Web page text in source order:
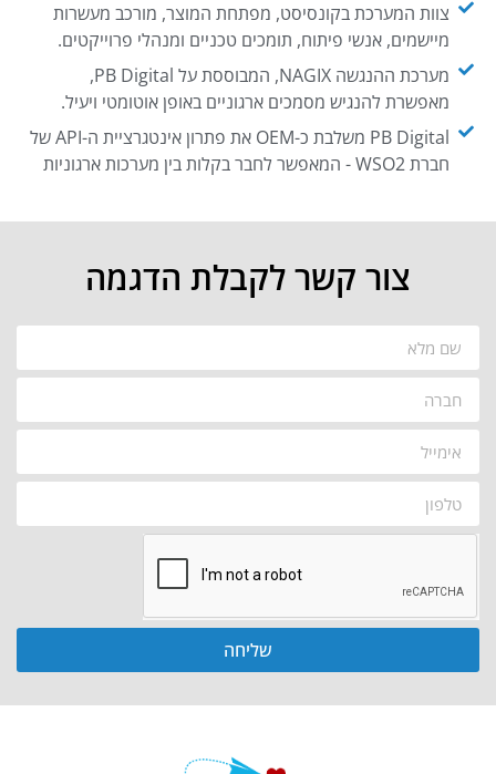
צוות המערכת בקונסיסט, מפתחת המוצר, מורכב מעשרות
מיישמים, אנשי פיתוח, תומכים טכניים ומנהלי פרוייקטים.
מערכת ההנגשה NAGIX, המבוססת על PB Digital,
מאפשרת להנגיש מסמכים ארגוניים באופן אוטומטי ויעיל.
PB Digital משלבת כ-OEM את פתרון אינטגרציית ה-API של
חברת WSO2 - המאפשר לחבר בקלות בין מערכות ארגוניות
צור קשר לקבלת הדגמה
שליחה